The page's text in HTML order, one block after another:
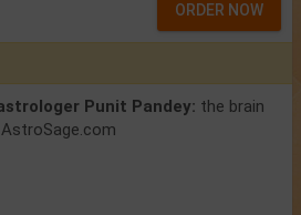
ORDER NOW
Punit Pandey: the brain